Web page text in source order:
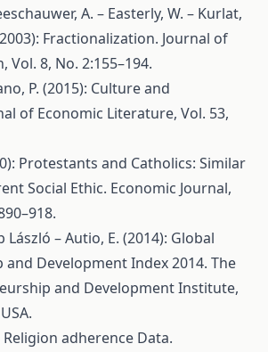
A. – Easterly, W. – Kurlat,
Fractionalization. Journal of
Vol. 8, No. 2:155–194.
P. (2015): Culture and
of Economic Literature, Vol. 53,
Protestants and Catholics: Similar
Social Ethic. Economic Journal,
László – Autio, E. (2014): Global
Development Index 2014. The
and Development Institute,
Religion adherence Data.